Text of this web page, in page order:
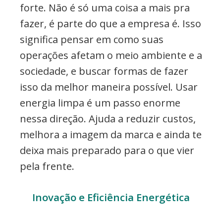
forte. Não é só uma coisa a mais pra
fazer, é parte do que a empresa é. Isso
significa pensar em como suas
operações afetam o meio ambiente e a
sociedade, e buscar formas de fazer
isso da melhor maneira possível. Usar
energia limpa é um passo enorme
nessa direção. Ajuda a reduzir custos,
melhora a imagem da marca e ainda te
deixa mais preparado para o que vier
pela frente.
Inovação e Eficiência Energética